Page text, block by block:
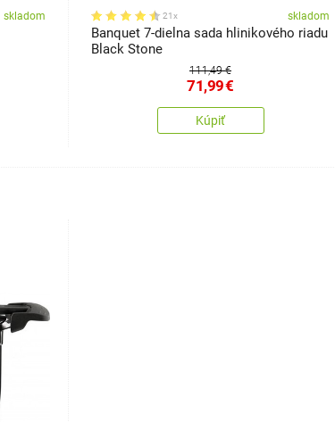
skladom 21x skladom
Banquet 7-dielna sada hlinikového riadu
Black Stone
111,49 €
71,99€
Kúpiť